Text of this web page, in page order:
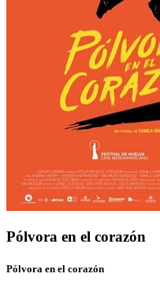
Pólvora en el corazón
Pólvora en el corazón